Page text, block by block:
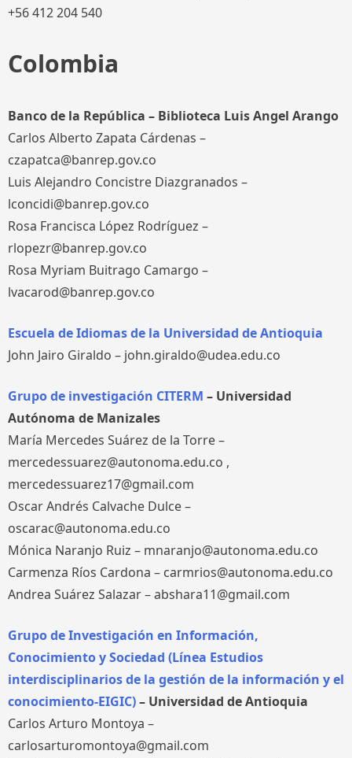
+56 412 204 540
Colombia
Banco de la República – Biblioteca Luis Angel Arango
Carlos Alberto Zapata Cárdenas –
czapatca@banrep.gov.co
Luis Alejandro Concistre Diazgranados –
lconcidi@banrep.gov.co
Rosa Francisca López Rodríguez –
rlopezr@banrep.gov.co
Rosa Myriam Buitrago Camargo –
lvacarod@banrep.gov.co
Escuela de Idiomas de la Universidad de Antioquia
John Jairo Giraldo – john.giraldo@udea.edu.co
Grupo de investigación CITERM – Universidad
Autónoma de Manizales
María Mercedes Suárez de la Torre –
mercedessuarez@autonoma.edu.co ,
mercedessuarez17@gmail.com
Oscar Andrés Calvache Dulce –
oscarac@autonoma.edu.co
Mónica Naranjo Ruiz – mnaranjo@autonoma.edu.co
Carmenza Ríos Cardona – carmrios@autonoma.edu.co
Andrea Suárez Salazar – abshara11@gmail.com
Grupo de Investigación en Información,
Conocimiento y Sociedad (Línea Estudios
interdisciplinarios de la gestión de la información y el
conocimiento-EIGIC)– Universidad de Antioquia
Carlos Arturo Montoya –
carlosarturomontoya@gmail.com